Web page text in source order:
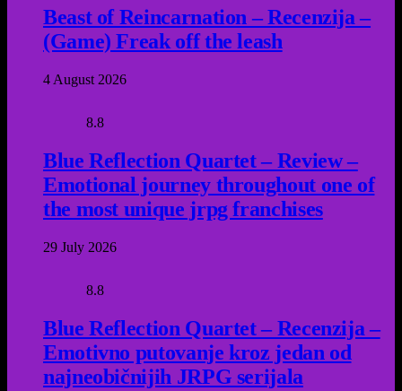
Beast of Reincarnation – Recenzija –
(Game) Freak off the leash
4 August 2026
8.8
Blue Reflection Quartet – Review –
Emotional journey throughout one of
the most unique jrpg franchises
29 July 2026
8.8
Blue Reflection Quartet – Recenzija –
Emotivno putovanje kroz jedan od
najneobičnijih JRPG serijala